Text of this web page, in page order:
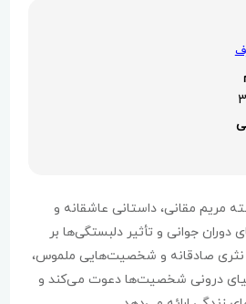
مریم مقانی، داستانی عاشقانه و
دوران جوانی و تأثیر دلبستگی‌ها بر
نثری صادقانه و شخصیت‌هایی ملموس،
درونی شخصیت‌ها دعوت می‌کند و